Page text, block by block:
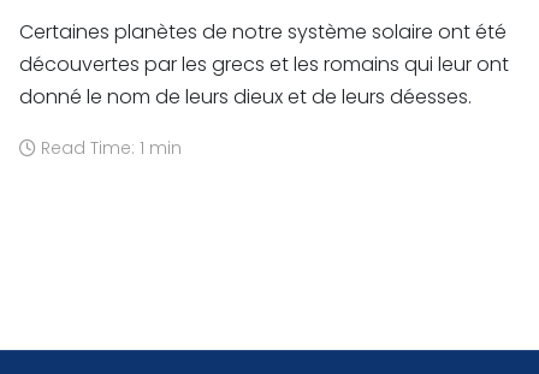
Certaines planètes de notre système solaire ont été
découvertes par les grecs et les romains qui leur ont
donné le nom de leurs dieux et de leurs déesses.
Read Time: 1 min